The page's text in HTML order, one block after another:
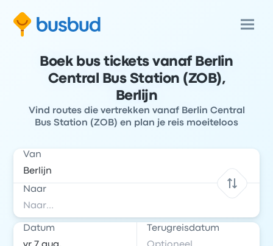
Boek bus tickets vanaf Berlin
Central Bus Station (ZOB),
Berlijn
Vind routes die vertrekken vanaf Berlin Central
Bus Station (ZOB) en plan je reis moeiteloos
Van
Naar
Datum Terugreisdatum